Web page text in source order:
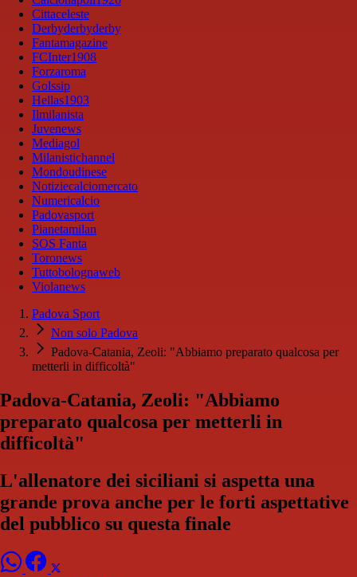
Cittaceleste
Derbyderbyderby
Fantamagazine
FCInter1908
Forzaroma
Golssip
Hellas1903
Ilmilanista
Juvenews
Mediagol
Milanistichannel
Mondoudinese
Notiziecalciomercato
Numericalcio
Padovasport
Pianetamilan
SOS Fanta
Toronews
Tuttobolognaweb
Violanews
Padova Sport
Non solo Padova
Padova-Catania, Zeoli: "Abbiamo preparato qualcosa per
metterli in difficoltà"
Padova-Catania, Zeoli: "Abbiamo
preparato qualcosa per metterli in
difficoltà"
L'allenatore dei siciliani si aspetta una
grande prova anche per le forti aspettative
del pubblico su questa finale